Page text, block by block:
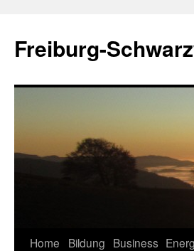
springen
Freiburg-
Home Bildung Business